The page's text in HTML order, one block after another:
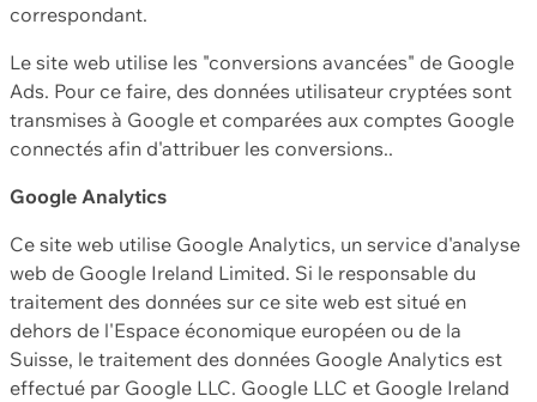
correspondant.
Le site web utilise les "conversions avancées" de Google
Ads. Pour ce faire, des données utilisateur cryptées sont
transmises à Google et comparées aux comptes Google
connectés afin d'attribuer les conversions..
Google Analytics
Ce site web utilise Google Analytics, un service d'analyse
web de Google Ireland Limited. Si le responsable du
traitement des données sur ce site web est situé en
dehors de l'Espace économique européen ou de la
Suisse, le traitement des données Google Analytics est
effectué par Google LLC. Google LLC et Google Ireland